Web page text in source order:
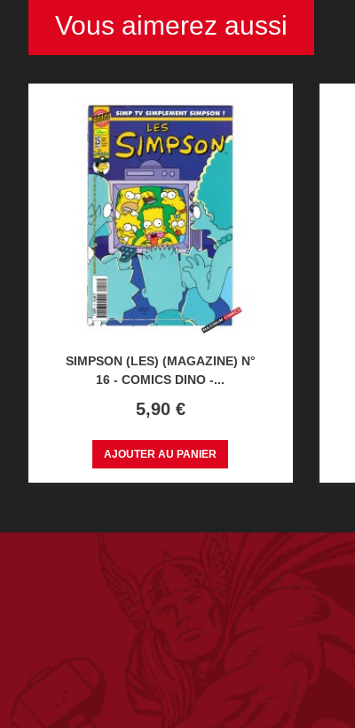
Vous aimerez aussi
SIMPSON (LES) (MAGAZINE) N°
16 - COMICS DINO -...
Prix
5,90 €
AJOUTER AU PANIER